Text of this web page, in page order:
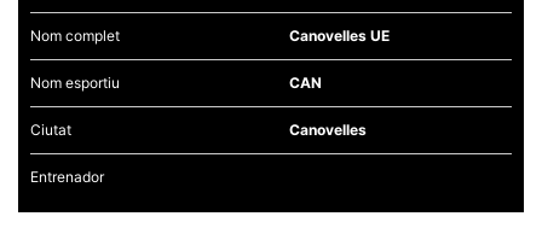
Nom complet Canovelles UE
Nom esportiu CAN
Ciutat Canovelles
Entrenador
funcionament
tècnic de la
Estadístiques
Recopilem